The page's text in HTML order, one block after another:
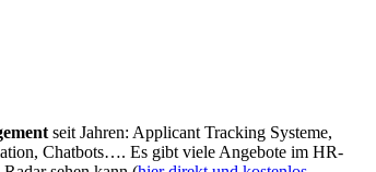
seit Jahren: Applicant Tracking Systeme,
Chatbots…. Es gibt viele Angebote im HR-